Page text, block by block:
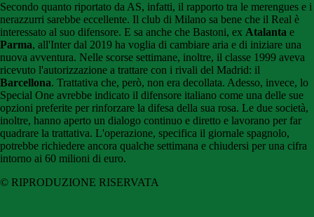
Secondo quanto riportato da AS, infatti, il rapporto tra le merengues e i
nerazzurri sarebbe eccellente. Il club di Milano sa bene che il Real è
interessato al suo difensore. E sa anche che Bastoni, ex Atalanta e
Parma, all'Inter dal 2019 ha voglia di cambiare aria e di iniziare una
nuova avventura. Nelle scorse settimane, inoltre, il classe 1999 aveva
ricevuto l'autorizzazione a trattare con i rivali del Madrid: il
Barcellona. Trattativa che, però, non era decollata. Adesso, invece, lo
Special One avrebbe indicato il difensore italiano come una delle sue
opzioni preferite per rinforzare la difesa della sua rosa. Le due società,
inoltre, hanno aperto un dialogo continuo e diretto e lavorano per far
quadrare la trattativa. L'operazione, specifica il giornale spagnolo,
potrebbe richiedere ancora qualche settimana e chiudersi per una cifra
intorno ai 60 milioni di euro.
© RIPRODUZIONE RISERVATA